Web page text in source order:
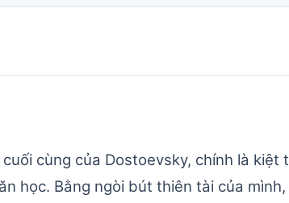
cùng của Dostoevsky, chính là
học. Bằng ngòi bút thiên tài của